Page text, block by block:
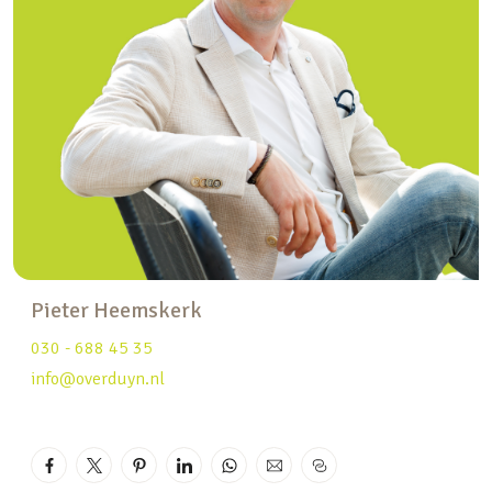
is netjes uitgevoerd en praktisch ingericht, met de
wasmachine en elektrische boiler slim
weggewerkt. De afwerking is verzorgd, waardoor je
hier zonder grote aanpassingen kunt intrekken en
meteen kunt genieten.
De slaapkamer ligt aan de rustige achterzijde van
het appartement en is ruim van opzet. Door de
goede afmetingen is deze kamer uitstekend te
De badkamer is modern en voorzien van een
douche, toilet en wastafelmeubel. Alles is
Buitenruimte
Pieter Heemskerk
030 - 688 45 35
info@overduyn.nl